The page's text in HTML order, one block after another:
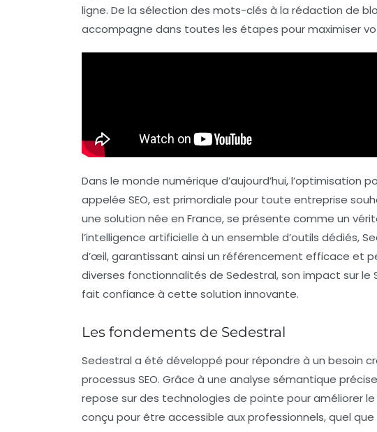
ligne. De la sélection des mots-clés à la rédaction de
accompagne dans toutes les étapes pour maximiser
Dans le monde numérique d’aujourd’hui,
appelée SEO, est primordiale pour toute entreprise
une solution née en France, se présente comme un
l’intelligence artificielle à un ensemble d’outils dédiés,
d’œil, garantissant ainsi un référencement efficace et
diverses fonctionnalités de Sedestral, son impact sur
fait confiance à cette solution innovante.
Les fondements de Sedestral
Sedestral a été développé pour répondre à un besoin
processus SEO. Grâce à une analyse sémantique
repose sur des technologies de pointe pour améliorer
conçu pour être accessible aux professionnels, quel